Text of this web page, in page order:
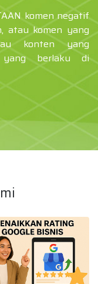
komen negatif
atau komen yang
konten yang
yang berlaku di